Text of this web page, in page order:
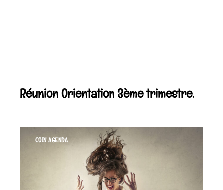
Réunion Orientation 3ème trimestre.
COIN AGENDA